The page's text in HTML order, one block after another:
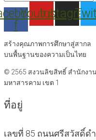
for:
f
Youtube
Instagram
สร้างคุณภาพการศึกษาสู่สากล
บนพื้นฐานของความเป็นไทย
© 2565 สงวนลิขสิทธิ์ สำนักงา
มหาสารคาม เขต 1
ที่อยู่
เลขที่ 85 ถนนศรีสวัสดิ์ด